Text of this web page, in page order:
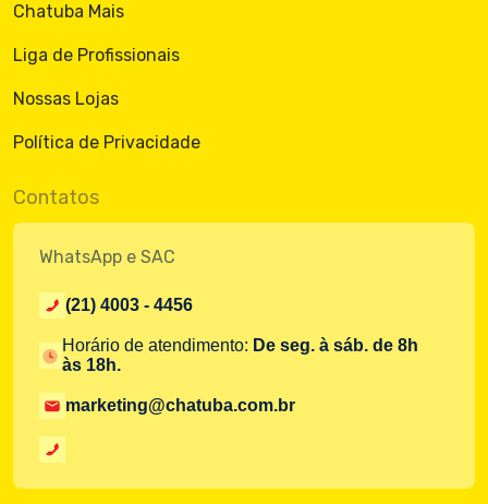
Chatuba Mais
Liga de Profissionais
Nossas Lojas
Política de Privacidade
Contatos
WhatsApp e SAC
(21) 4003 - 4456
Horário de atendimento: De seg. à sáb. de 8h
às 18h.
marketing@chatuba.com.br